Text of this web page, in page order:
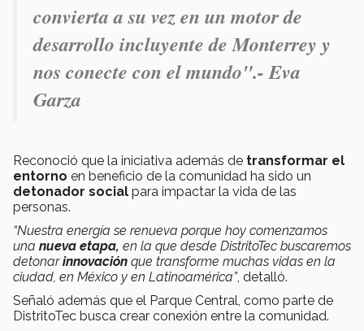
convierta a su vez en un motor de
desarrollo incluyente de Monterrey y
nos conecte con el mundo".- Eva
Garza
Reconoció que la iniciativa además de transformar el
entorno en beneficio de la comunidad ha sido un
detonador social para impactar la vida de las
personas.
“Nuestra energía se renueva porque hoy comenzamos
una nueva etapa, en la que desde DistritoTec buscaremos
detonarinnovación que transforme muchas vidas en la
ciudad, en México y en Latinoamérica”, detalló.
Señaló además que el Parque Central, como parte de
DistritoTec busca crear conexión entre la comunidad.